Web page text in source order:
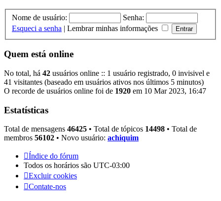
Nome de usuário:
Senha:
Esqueci a senha | Lembrar minhas informações
Quem está online
No total, há 42 usuários online :: 1 usuário registrado, 0 invisivel e
41 visitantes (baseado em usuários ativos nos últimos 5 minutos)
O recorde de usuários online foi de 1920 em 10 Mar 2023, 16:47
Estatísticas
Total de mensagens 46425 • Total de tópicos 14498 • Total de
membros 56102 • Novo usuário: achiquim
Índice do fórum
Todos os horários são UTC-03:00
Excluir cookies
Contate-nos